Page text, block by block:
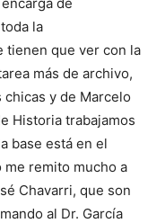
la
tienen que ver con la
más de archivo,
y de Marcelo
Historia trabajamos
base está en el
me remito mucho a
Chavarri, que son
al Dr. García